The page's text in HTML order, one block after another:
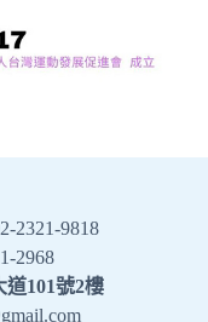
2321-9818
2968
道101號2樓